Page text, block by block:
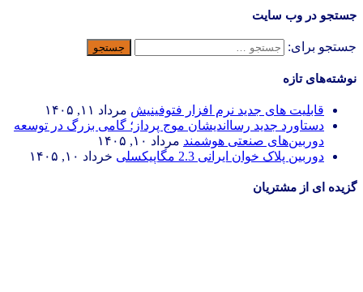
جستجو در وب سایت
جستجو برای:
نوشته‌های تازه
قابلیت های جدید نرم افزار فتوفینیش مرداد ۱۱, ۱۴۰۵
دستاورد جدید رسااندیشان موج پرداز؛ گامی بزرگ در توسعه
دوربین‌های صنعتی هوشمند مرداد ۱۰, ۱۴۰۵
دوربین پلاک خوان ایرانی 2.3 مگاپیکسلی
خرداد ۱۰, ۱۴۰۵
گزیده ای از مشتریان